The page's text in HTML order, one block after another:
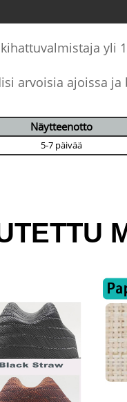
yli
arvoisia ajoissa
Näytteenotto
5-7 päivää